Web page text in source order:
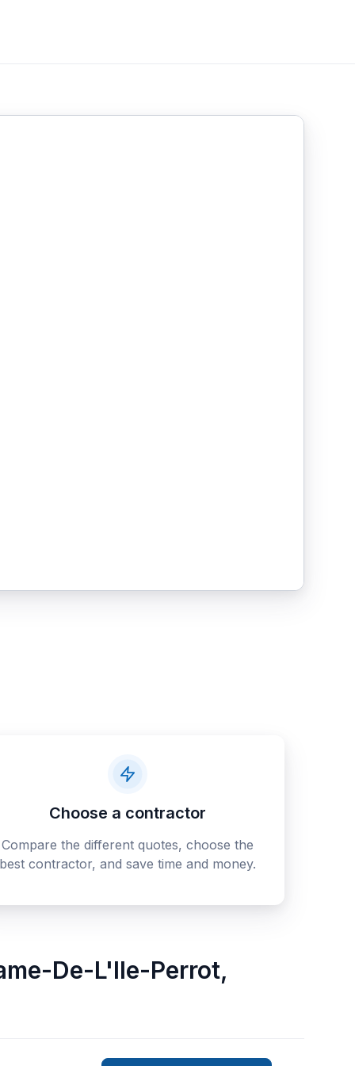
Choose a contractor
Compare the different quotes, choose the
best contractor, and save time and money.
De-L'Ile-Perrot,